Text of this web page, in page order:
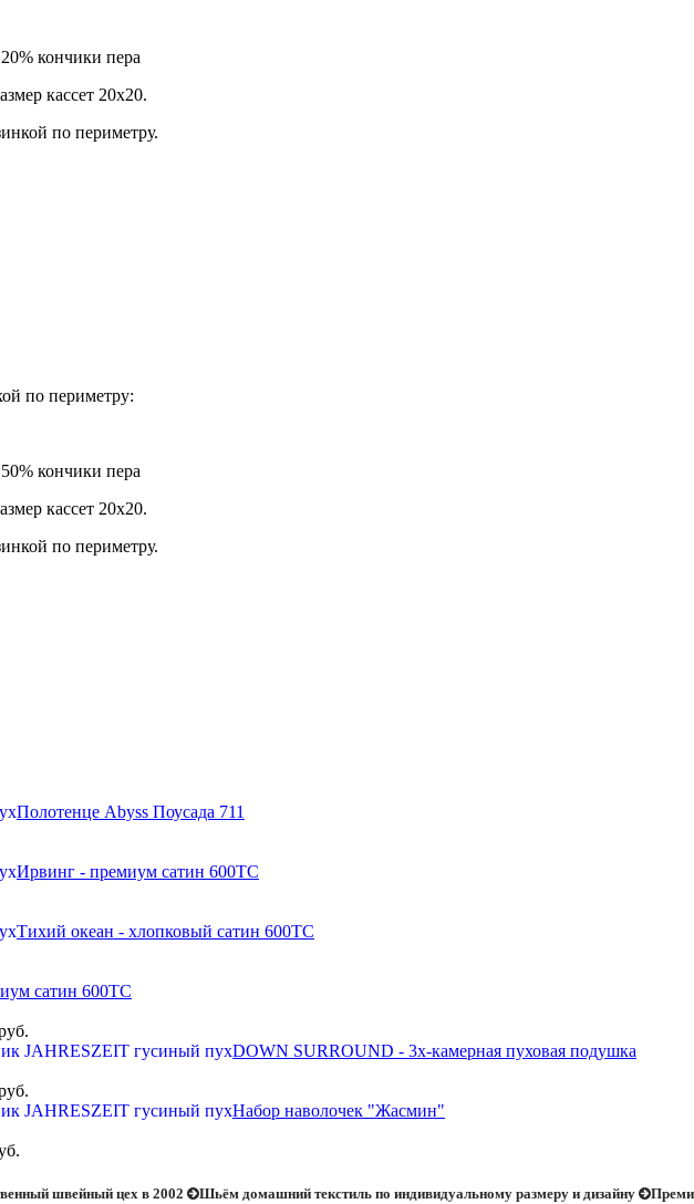
кончики пера
кассет 20х20.
по периметру.
по периметру:
кончики пера
кассет 20х20.
по периметру.
Полотенце Abyss Поусада 711
Ирвинг - премиум сатин 600ТС
Тихий океан - хлопковый сатин 600ТС
сатин 600ТС
DOWN SURROUND - 3х-камерная пуховая подушка
Набор наволочек "Жасмин"
швейный цех в 2002 Шьём домашний текстиль по индивидуальному размеру и дизайну